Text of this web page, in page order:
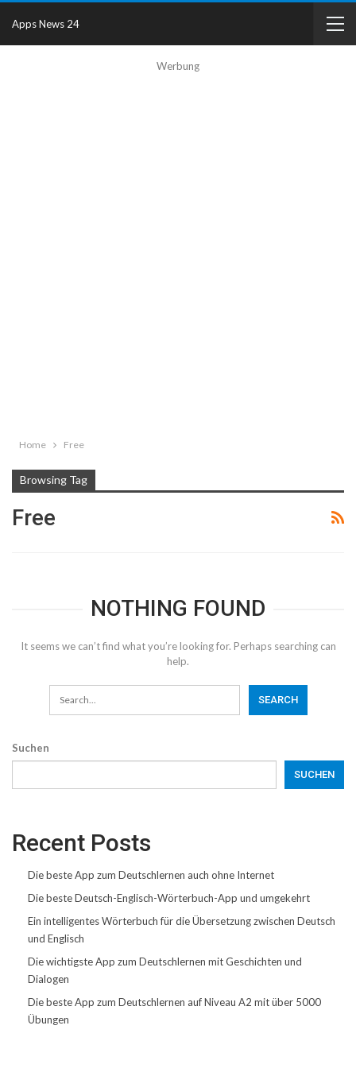
Werbung
Apps News 24
Home Free
Browsing Tag
Free
NOTHING FOUND
It seems we can’t find what you’re looking for. Perhaps searching can
help.
Suchen
SUCHEN
Recent Posts
Die beste App zum Deutschlernen auch ohne Internet
Die beste Deutsch-Englisch-Wörterbuch-App und umgekehrt
Ein intelligentes Wörterbuch für die Übersetzung zwischen Deutsch
und Englisch
Die wichtigste App zum Deutschlernen mit Geschichten und
Dialogen
Die beste App zum Deutschlernen auf Niveau A2 mit über 5000
Übungen